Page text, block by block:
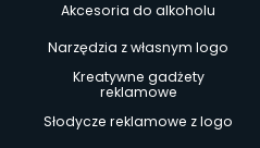
Akcesoria do alkoholu
Narzędzia z własnym logo
Kreatywne gadżety
reklamowe
Słodycze reklamowe z logo